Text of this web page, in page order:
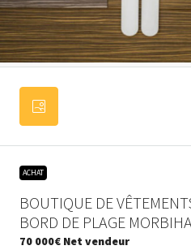
ACHAT
BOUTIQUE DE
BORD DE PLAGE
70 000€ Net vendeur